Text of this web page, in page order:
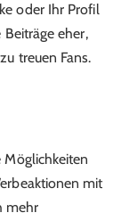
oder Ihr Profil
eher,
treuen Fans.
mit
mehr